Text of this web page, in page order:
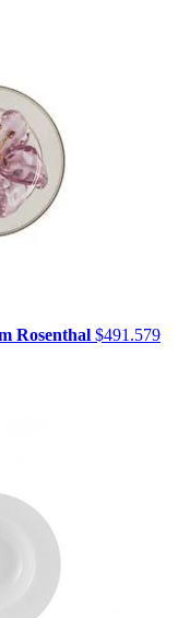
Rosenthal $491.579